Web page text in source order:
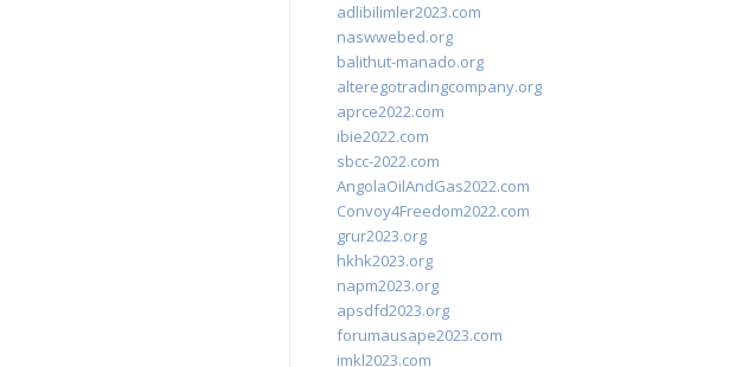
adlibilimler2023.com
naswwebed.org
balithut-manado.org
alteregotradingcompany.org
aprce2022.com
ibie2022.com
sbcc-2022.com
AngolaOilAndGas2022.com
Convoy4Freedom2022.com
grur2023.org
hkhk2023.org
napm2023.org
apsdfd2023.org
forumausape2023.com
imkl2023.com